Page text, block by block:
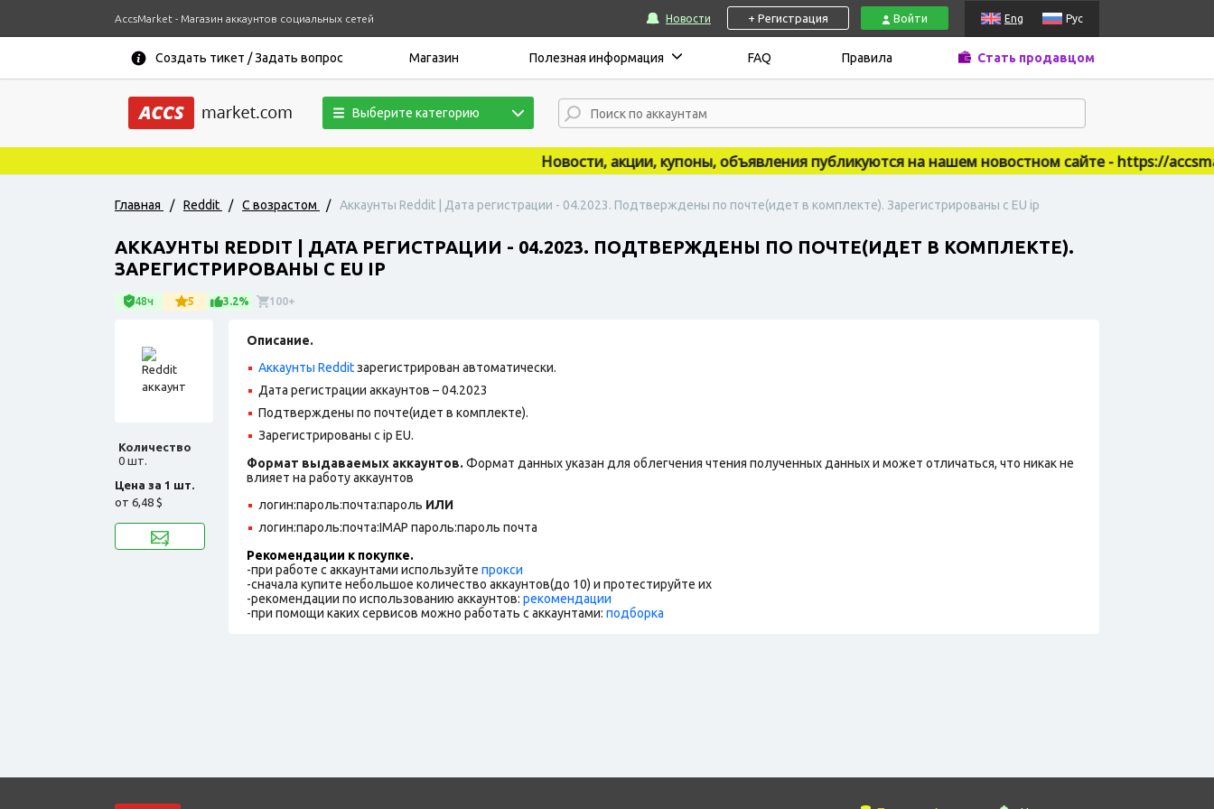
AccsMarket - Магазин аккаунтов социальных сетей Новости + Регистрация Войти Eng Рус
Создать тикет / Задать вопрос Магазин Полезная информация FAQ Правила Стать продавцом
Выберите категорию
Новости, акции, купоны, объявления публикуются на нашем новостном сайте - https://
Главная / Reddit / С возрастом / Аккаунты Reddit | Дата регистрации - 04.2023. Подтверждены по почте(идет в комплекте). Зарегистрированы с EU ip
АККАУНТЫ REDDIT | ДАТА РЕГИСТРАЦИИ - 04.2023. ПОДТВЕРЖДЕНЫ ПО ПОЧТЕ(ИДЕТ В КОМПЛЕКТЕ).
ЗАРЕГИСТРИРОВАНЫ С EU IP
48ч 5 3.2% 100+
Количество
0 шт.
Цена за 1 шт.
от 6,48 $
Описание.
Аккаунты Redditзарегистрирован автоматически.
Дата регистрации аккаунтов – 04.2023
Подтверждены по почте(идет в комплекте).
Зарегистрированы с ip EU.
Формат выдаваемых аккаунтов. Формат данных указан для облегчения чтения полученных данных и может отличаться, что никак не
влияет на работу аккаунтов
логин:пароль:почта:пароль ИЛИ
логин:пароль:почта:IMAP пароль:пароль почта
Рекомендации к покупке.
-при работе с аккаунтами используйте прокси
-сначала купите небольшое количество аккаунтов(до 10) и протестируйте их
-рекомендации по использованию аккаунтов: рекомендации
-при помощи каких сервисов можно работать с аккаунтами: подборка